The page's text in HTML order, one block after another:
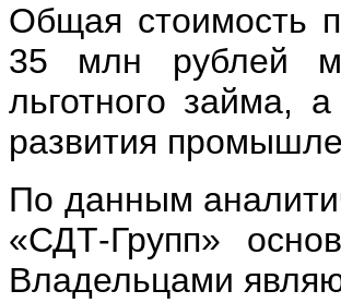
Общая стоимость
35 млн рублей
льготного
развития
По данным
«СДТ-Групп»
Владельцами